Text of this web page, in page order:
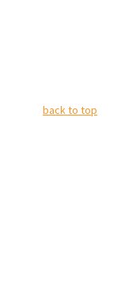
back to top